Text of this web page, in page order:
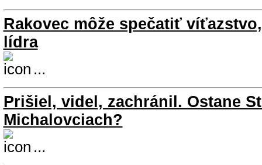
Rakovec môže spečatiť
lídra
...
Prišiel, videl, zachránil. Ostane
Michalovciach?
...